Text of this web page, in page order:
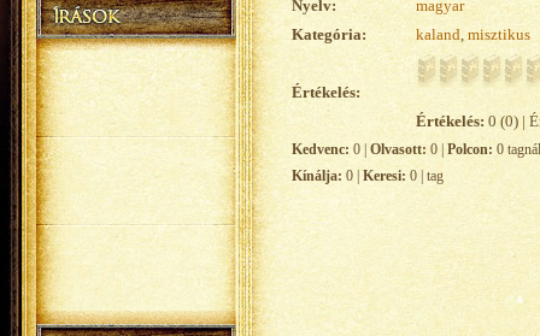
Nyelv:
magyar
Kategória:
kaland, misztikus
Értékelés:
Értékelés: 0 (0) |
Kedvenc: 0 | Olvasott: 0 | Polcon: 0 tagnál
Kínálja: 0 | Keresi: 0 | tag